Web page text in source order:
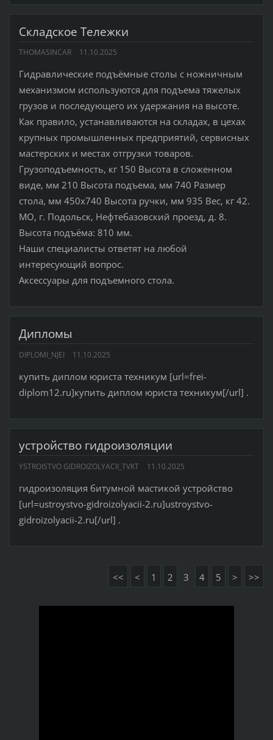
Складское Тележки
THOMASINCAR 11.10.2025
Гидравлические подъёмные столы с ножничным
механизмом используются для подъема тяжелых
грузов и последующего их удержания на высоте.
Как правило, устанавливаются на складах, в цехах
крупных промышленных предприятий, сервисных
мастерских и местах отгрузки товаров.
Грузоподъемность, кг 150 Высота в сложенном
виде, мм 210 Высота подъема, мм 740 Размер
стола, мм 450x740 Высота ручки, мм 935 Вес, кг 42.
МО, г. Подольск, Нефтебазовский проезд, д. 8.
Высота подъёма: 810 мм.
Наши специалисты ответят на любой
интересующий вопрос.
Аксессуары для подъемного стола.
Дипломы
DIPLOMI_NJEI 11.10.2025
купить диплом юриста техникум [url=frei-
diplom12.ru]купить диплом юриста техникум[/url] .
устройство гидроизоляции
YSTROISTVO GIDROIZOLYACII_TVKT 11.10.2025
гидроизоляция битумной мастикой устройство
[url=ustroystvo-gidroizolyacii-2.ru]ustroystvo-
gidroizolyacii-2.ru[/url] .
<< < 1 2 3 4 5 > >>